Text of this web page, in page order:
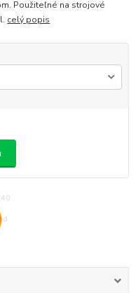
Použiteľné na strojové
celý popis